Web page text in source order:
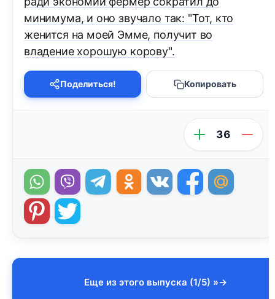
минимума, и оно звучало так: "Тот, кто
женится на моей Эмме, получит во
владение хорошую корову".
Поделиться! Копировать
36
Еще из этого выпуска (1/5) »